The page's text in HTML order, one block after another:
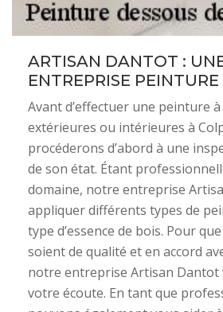
ARTISAN DANTOT :
ENTREPRISE
Avant d’effectuer une peinture
extérieures ou intérieures à
procéderons d’abord à une
de son état. Étant
domaine, notre entreprise
appliquer différents types de
type d’essence de bois. Pour
soient de qualité et en accord
notre entreprise Artisan Dantot
votre écoute. En tant que